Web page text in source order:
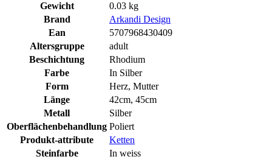
Gewicht
0.03 kg
Brand
Arkandi Design
Ean
5707968430409
Altersgruppe
adult
Beschichtung
Rhodium
Farbe
In Silber
Form
Herz, Mutter
Länge
42cm, 45cm
Metall
Silber
Oberflächenbehandlung Poliert
Produkt-attribute
Ketten
Steinfarbe
In weiss